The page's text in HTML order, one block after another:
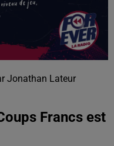
Jonathan Lateur
Francs est